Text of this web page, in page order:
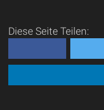
Diese Seite Teilen: